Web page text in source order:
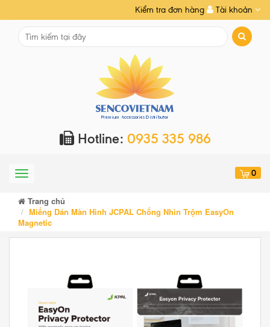
Kiểm tra đơn hàng Tài khoản
Hotline: 0935 335 986
Menu 0
Trang chủ
Miếng Dán Màn Hình JCPAL Chống Nhìn Trộm EasyOn
Magnetic